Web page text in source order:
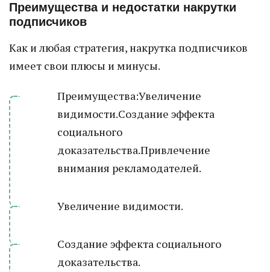
Преимущества и недостатки накрутки
подписчиков
Как и любая стратегия, накрутка подписчиков
имеет свои плюсы и минусы.
Преимущества:Увеличение
видимости.Создание эффекта
социального
доказательства.Привлечение
внимания рекламодателей.
Увеличение видимости.
Создание эффекта социального
доказательства.